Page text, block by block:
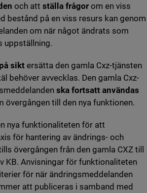
och att ställa frågor om en viss
bestånd på en viss resurs kan genom
om när något ändrats som
uppställning.
på sikt ersätta den gamla Cxz-tjänsten
behöver avvecklas. Den gamla Cxz-
ska fortsatt användas
övergången till den nya funktionen.
nya funktionaliteten för att
för hantering av ändrings- och
övergången från den gamla CXZ till
KB. Anvisningar för funktionaliteten
för när ändringsmeddelanden
att publiceras i samband med